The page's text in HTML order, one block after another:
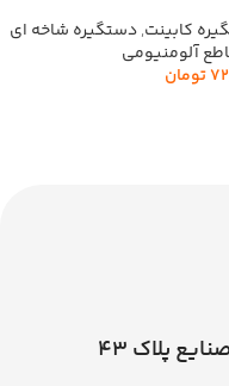
کابینت,دستگیره شاخه ای
آلومنیومی
تومان
پلاک 43